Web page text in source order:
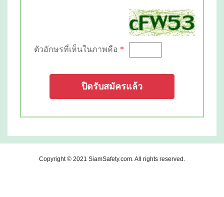
ตัวอักษรที่เห็นในภาพคือ *
ปิดรับสมัครแล้ว
Copyright © 2021 SiamSafety.com. All rights reserved.